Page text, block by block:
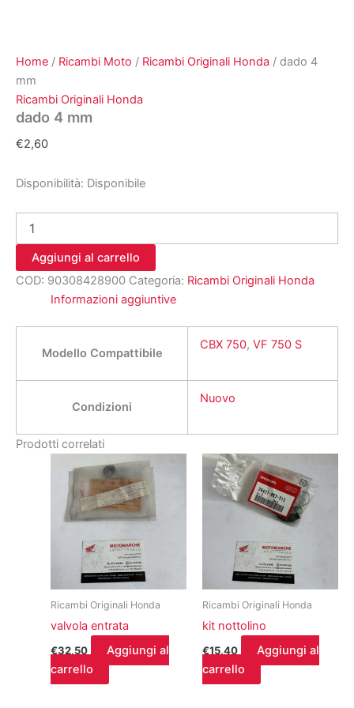
Home / Ricambi Moto / Ricambi Originali Honda / dado 4
mm
Ricambi Originali Honda
dado 4 mm
€2,60
Disponibilità: Disponibile
quantità
Aggiungi al carrello
COD: 90308428900 Categoria: Ricambi Originali Honda
Informazioni aggiuntive
Modello Compattibile
CBX 750, VF 750 S
Condizioni
Nuovo
Prodotti correlati
Ricambi Originali Honda
valvola entrata
€32,50
Aggiungi al
carrello
Ricambi Originali Honda
kit nottolino
€15,40
Aggiungi al
carrello